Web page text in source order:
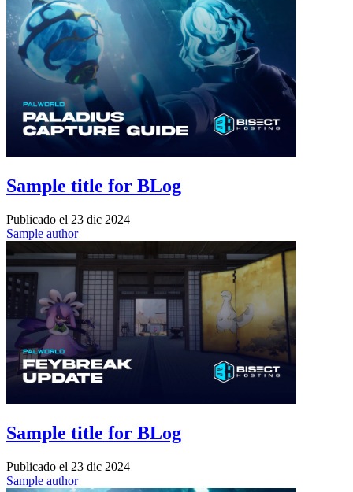
Sample title for BLog
Publicado el 23 dic 2024
Sample author
Sample title for BLog
Publicado el 23 dic 2024
Sample author